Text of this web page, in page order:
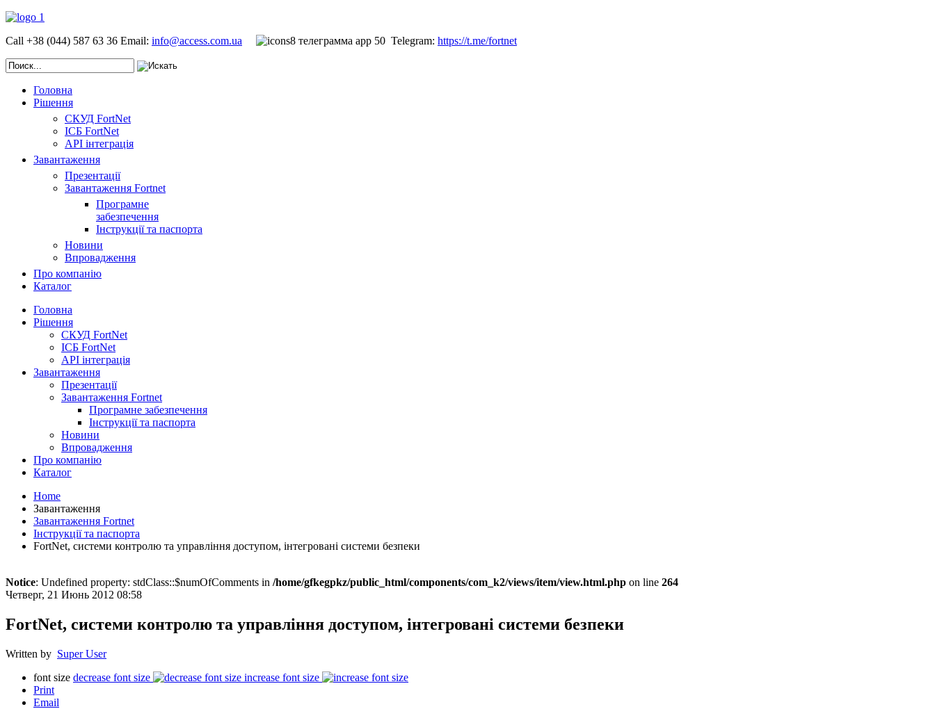
Call +38 (044) 587 63 36 Email: info@access.com.ua Telegram: https://t.me/fortnet
Головна
Рішення
СКУД FortNet
ІСБ FortNet
API інтеграція
Завантаження
Презентації
Завантаження Fortnet
Програмне
забезпечення
Інструкції та паспорта
Новини
Впровадження
Про компанію
Каталог
Головна
Рішення
СКУД FortNet
ІСБ FortNet
API інтеграція
Завантаження
Презентації
Завантаження Fortnet
Програмне забезпечення
Інструкції та паспорта
Новини
Впровадження
Про компанію
Каталог
Home
Завантаження
Завантаження Fortnet
Інструкції та паспорта
FortNet, системи контролю та управління доступом, інтегровані системи безпеки
Notice: Undefined property: stdClass::$numOfComments in /home/gfkegpkz/public_html/components/com_k2/views/item/view.html.php on line 264
Четверг, 21 Июнь 2012 08:58
FortNet, системи контролю та управління доступом, інтегровані системи безпеки
Written by Super User
font size decrease font size
increase font size
Print
Email